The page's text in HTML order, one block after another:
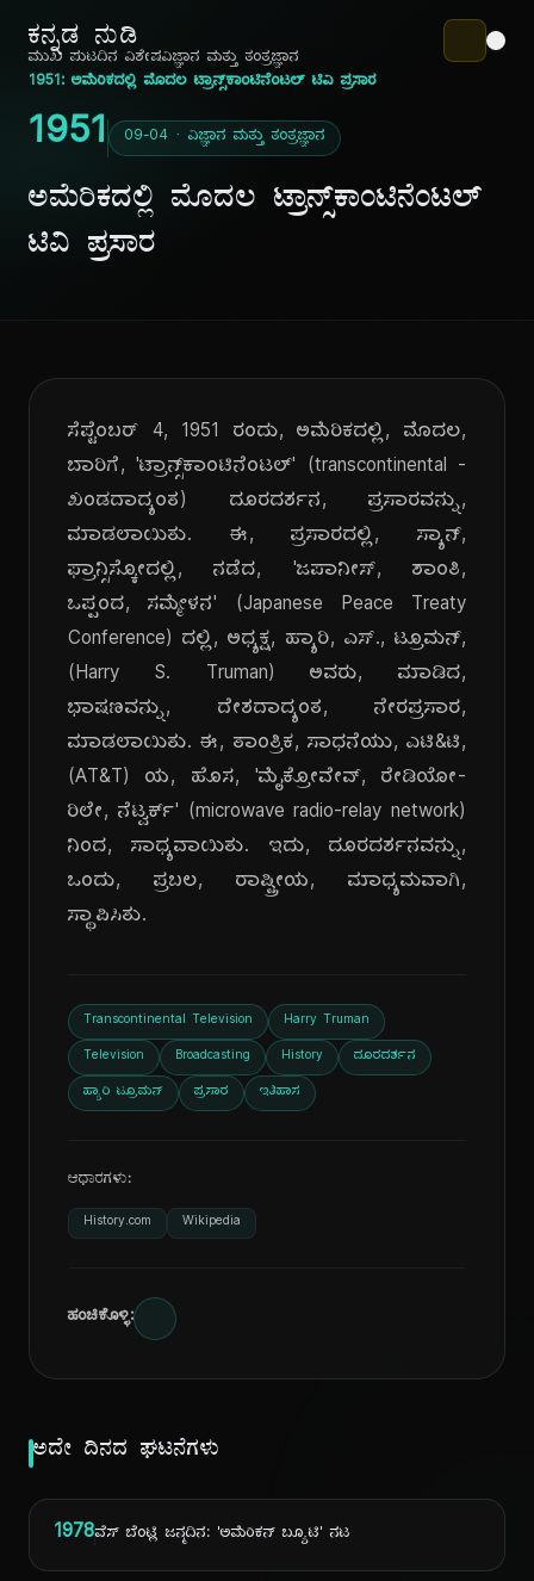
ಕನ್ನಡ ನುಡಿ
ಮುಖ ಪುಟದಿನ ವಿಶೇಷವಿಜ್ಞಾನ ಮತ್ತು ತಂತ್ರಜ್ಞಾನ
1951: ಅಮೆರಿಕದಲ್ಲಿ ಮೊದಲ ಟ್ರಾನ್ಸ್‌ಕಾಂಟಿನೆಂಟಲ್ ಟಿವಿ ಪ್ರಸಾರ
1951 09-04 · ವಿಜ್ಞಾನ ಮತ್ತು ತಂತ್ರಜ್ಞಾನ
ಅಮೆರಿಕದಲ್ಲಿ ಮೊದಲ ಟ್ರಾನ್ಸ್‌ಕಾಂಟಿನೆಂಟಲ್
ಟಿವಿ ಪ್ರಸಾರ
ಸೆಪ್ಟೆಂಬರ್ 4, 1951 ರಂದು, ಅಮೆರಿಕದಲ್ಲಿ, ಮೊದಲ,
ಬಾರಿಗೆ, 'ಟ್ರಾನ್ಸ್‌ಕಾಂಟಿನೆಂಟಲ್' (transcontinental -
ಖಂಡದಾದ್ಯಂತ) ದೂರದರ್ಶನ, ಪ್ರಸಾರವನ್ನು,
ಮಾಡಲಾಯಿತು. ಈ, ಪ್ರಸಾರದಲ್ಲಿ, ಸ್ಯಾನ್,
ಫ್ರಾನ್ಸಿಸ್ಕೋದಲ್ಲಿ, ನಡೆದ, 'ಜಪಾನೀಸ್, ಶಾಂತಿ,
ಒಪ್ಪಂದ, ಸಮ್ಮೇಳನ' (Japanese Peace Treaty
Conference) ದಲ್ಲಿ, ಅಧ್ಯಕ್ಷ, ಹ್ಯಾರಿ, ಎಸ್., ಟ್ರೂಮನ್,
(Harry S. Truman) ಅವರು, ಮಾಡಿದ,
ಭಾಷಣವನ್ನು, ದೇಶದಾದ್ಯಂತ, ನೇರಪ್ರಸಾರ,
ಮಾಡಲಾಯಿತು. ಈ, ತಾಂತ್ರಿಕ, ಸಾಧನೆಯು, ಎಟಿ&ಟಿ,
(AT&T) ಯ, ಹೊಸ, 'ಮೈಕ್ರೋವೇವ್, ರೇಡಿಯೋ-
ರಿಲೇ, ನೆಟ್ವರ್ಕ್' (microwave radio-relay network)
ನಿಂದ, ಸಾಧ್ಯವಾಯಿತು. ಇದು, ದೂರದರ್ಶನವನ್ನು,
ಒಂದು, ಪ್ರಬಲ, ರಾಷ್ಟ್ರೀಯ, ಮಾಧ್ಯಮವಾಗಿ,
ಸ್ಥಾಪಿಸಿತು.
Transcontinental Television Harry Truman
Television Broadcasting History ದೂರದರ್ಶನ
ಹ್ಯಾರಿ ಟ್ರೂಮನ್ ಪ್ರಸಾರ ಇತಿಹಾಸ
ಆಧಾರಗಳು:
History.com Wikipedia
ಹಂಚಿಕೊಳ್ಳಿ:
ಅದೇ ದಿನದ ಘಟನೆಗಳು
1978ವೆಸ್ ಬೆಂಟ್ಲಿ ಜನ್ಮದಿನ: 'ಅಮೆರಿಕನ್ ಬ್ಯೂಟಿ' ನಟ